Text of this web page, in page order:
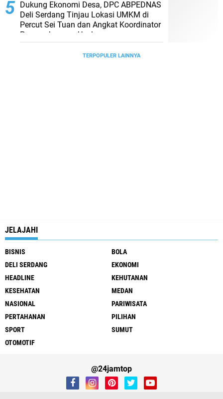
Dukung Ekonomi Desa, DPC ABPEDNAS
Deli Serdang Tinjau Lokasi UMKM di
Percut Sei Tuan dan Angkat Koordinator
Pengembangan Usaha
TERPOPULER LAINNYA
JELAJAHI
BISNIS
BOLA
DELI SERDANG
EKONOMI
HEADLINE
KEHUTANAN
KESEHATAN
MEDAN
NASIONAL
PARIWISATA
PERTAHANAN
PILIHAN
SPORT
SUMUT
OTOMOTIF
@24jamtop